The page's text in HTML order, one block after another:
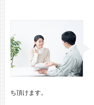
ち頂けます。